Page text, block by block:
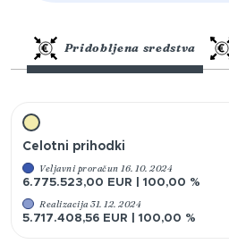
Pridobljena sredstva
Celotni prihodki
Veljavni proračun 16. 10. 2024
6.775.523,00 EUR | 100,00 %
Realizacija 31. 12. 2024
5.717.408,56 EUR | 100,00 %